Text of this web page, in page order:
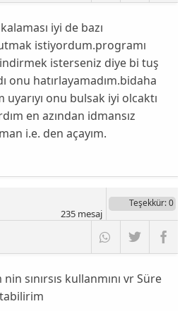
iyi de bazı
istiyordum.programı
isterseniz diye bi tuş
onu hatırlayamadım.bidaha
onu bulsak iyi olcaktı
en azından idmansız
i.e. den açayım.
Teşekkür: 0
235mesaj
sınırsıs kullanmını vr Süre